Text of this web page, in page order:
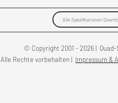
Alle Spezifkationen
© Copyright 2001 - 2026 |
Alle Rechte vorbehalten | Impressum &